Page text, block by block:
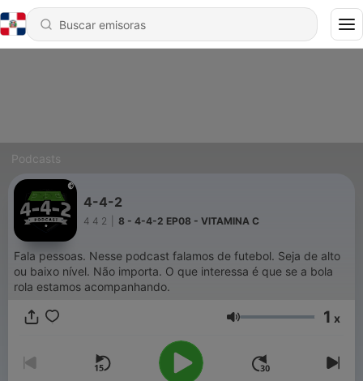
Podcasts
4-4-2
4 4 2 8 - 4-4-2 EP08 - VITAMINA C
Fala pessoas. Nesse podcast falamos de futebol. Seja de alto
ou baixo nível. Não importa. O que interessa é que se a bola
rola estamos acompanhando.
Volumen 1 x